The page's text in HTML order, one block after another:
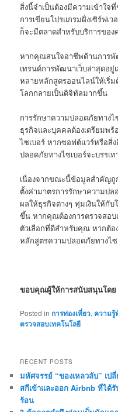
สิ่งนี้จำเป็นต้องมีความเข้าใจ
การเขียนโปรแกรมฝั่งเซิร์ฟเ
ก็จะมีตลาดสำหรับบริการขอ
หากคุณสนใจอาชีพด้านการพั
เทรนด์การพัฒนาเว็บล่าสุดอ
หลายหลักสูตรออนไลน์ให้เริ่
โลกกลายเป็นดิจิทัลมากขึ้น
การรักษาความปลอดภัยทาง
ธุรกิจและบุคคลต้องเตรียมพ
ไซเบอร์ หากซอฟต์แวร์หรือสิ่
ปลอดภัยทางไซเบอร์จะบรรเ
เนื่องจากขณะนี้ข้อมูลสำคัญถู
ตั้งค่ามาตรการรักษาความป
ผลให้ธุรกิจต่างๆ ทุ่มเงินให้กั
ขึ้น หากคุณต้องการตรวจสอบ
ตัวเลือกที่ดีสำหรับคุณ หากต้อ
หลักสูตรความปลอดภัยทางไซ
ขอบคุณผู้ให้การสนับสนุนโด
Posted in การท่องเที่ยว, ความรู้
ตรวจสอบเทคโนโลยี
RECENT POSTS
มหัศจรรย์ “ของเหลวลับ” เป
สกีเข้าและออก Airbnb ที่ได้
ร้อน